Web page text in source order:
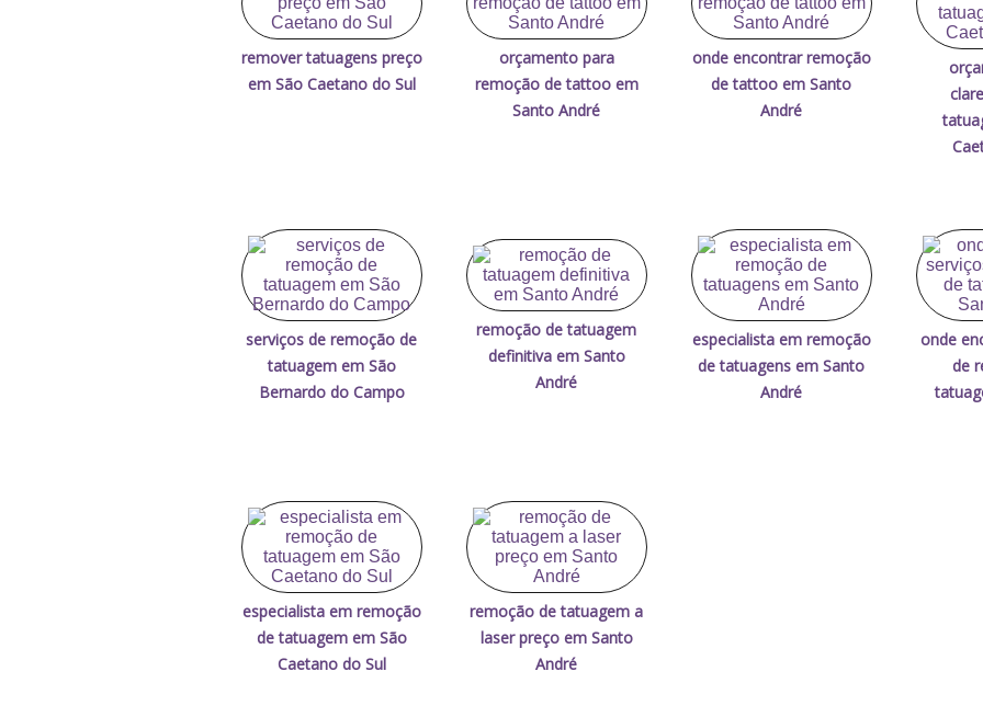
remover tatuagens preço
em São Caetano do Sul
orçamento para
remoção de tattoo em
Santo André
onde encontrar remoção
de tattoo em Santo
André
serviços de remoção de
tatuagem em São
Bernardo do Campo
remoção de tatuagem
definitiva em Santo
André
especialista em remoção
de tatuagens em Santo
André
onde
de
especialista em remoção
de tatuagem em São
Caetano do Sul
remoção de tatuagem a
laser preço em Santo
André